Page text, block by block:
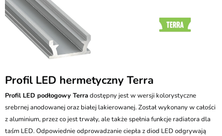
Profil LED hermetyczny Terra
Profil LED podłogowy Terradostępny jest w wersji kolorystyczne
srebrnej anodowanej oraz białej lakierowanej. Został wykonany w całości
z aluminium, przez co jest trwały, ale także spełnia funkcje radiatora dla
taśm LED. Odpowiednie odprowadzanie ciepła z diod LED odgrywają